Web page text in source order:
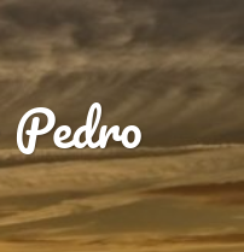
Pedro